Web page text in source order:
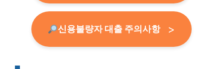
신용불량자 대출 주의사항